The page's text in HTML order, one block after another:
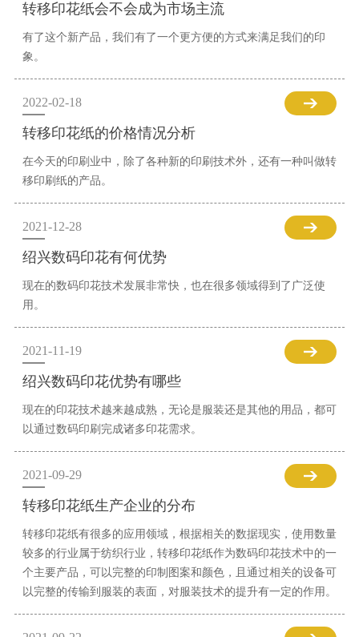
转移印花纸会不会成为市场主流
有了这个新产品，我们有了一个更方便的方式来满足我们的印
象。
2022-02-18
转移印花纸的价格情况分析
在今天的印刷业中，除了各种新的印刷技术外，还有一种叫做转
移印刷纸的产品。
2021-12-28
绍兴数码印花有何优势
现在的数码印花技术发展非常快，也在很多领域得到了广泛使
用。
2021-11-19
绍兴数码印花优势有哪些
现在的印花技术越来越成熟，无论是服装还是其他的用品，都可
以通过数码印刷完成诸多印花需求。
2021-09-29
转移印花纸生产企业的分布
转移印花纸有很多的应用领域，根据相关的数据现实，使用数量
较多的行业属于纺织行业，转移印花纸作为数码印花技术中的一
个主要产品，可以完整的印制图案和颜色，且通过相关的设备可
以完整的传输到服装的表面，对服装技术的提升有一定的作用。